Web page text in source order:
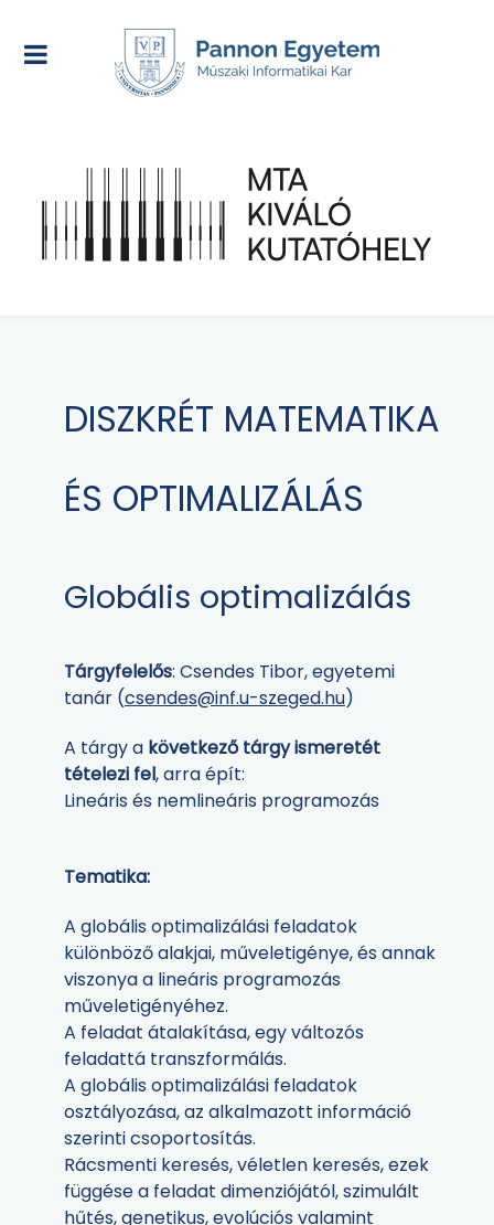
DISZKRÉT MATEMATIKA
ÉS OPTIMALIZÁLÁS
Globális optimalizálás
Tárgyfelelős: Csendes Tibor, egyetemi
tanár (csendes@inf.u-szeged.hu)
A tárgy a következő tárgy ismeretét
tételezi fel, arra épít:
Lineáris és nemlineáris programozás
Tematika:
A globális optimalizálási feladatok
különböző alakjai, műveletigénye, és annak
viszonya a lineáris programozás
műveletigényéhez.
A feladat átalakítása, egy változós
feladattá transzformálás.
A globális optimalizálási feladatok
osztályozása, az alkalmazott információ
szerinti csoportosítás.
Rácsmenti keresés, véletlen keresés, ezek
függése a feladat dimenziójától, szimulált
hűtés, genetikus, evolúciós valamint